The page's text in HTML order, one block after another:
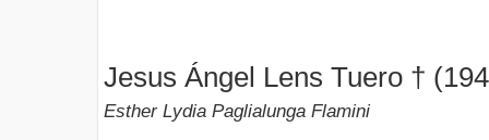
Jesus Ángel Lens Tuero †
Esther Lydia Paglialunga Flamini